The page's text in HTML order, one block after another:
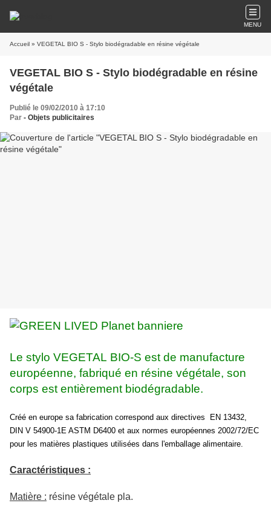
MENU
Accueil » VEGETAL BIO S - Stylo biodégradable en résine végétale
VEGETAL BIO S - Stylo biodégradable en résine
végétale
Publié le 09/02/2010 à 17:10
Par - Objets publicitaires
Le stylo VEGETAL BIO-S est de manufacture
européenne, fabriqué en résine végétale, son
corps est entièrement biodégradable.
Créé en europe sa fabrication correspond aux directives EN 13432,
DIN V 54900-1E ASTM D6400 et aux normes européennes 2002/72/EC
pour les matières plastiques utilisées dans l'emballage alimentaire.
Caractéristiques :
Matière : résine végétale pla.